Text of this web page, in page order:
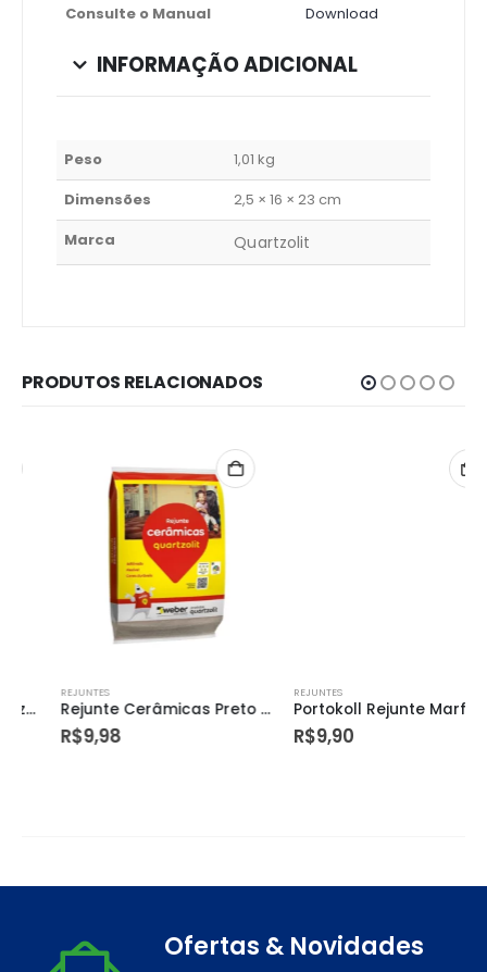
Consulte o Manual Download
INFORMAÇÃO ADICIONAL
Peso
1,01 kg
Dimensões
2,5 × 16 × 23 cm
Marca
Quartzolit
PRODUTOS RELACIONADOS
REJUNTES
Rejunte Cerâmicas Preto Grafite 15kg (15 X 1kg) – Quartzolit
9,98
REJUNTES
Portokoll Rejunte Marfim 1kg – 96000
9,90
Ofertas & Novidades